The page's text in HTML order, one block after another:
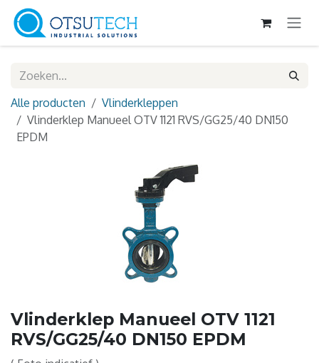
Overslaan naar inhoud
Alle producten
Vlinderkleppen
Vlinderklep Manueel OTV 1121 RVS/GG25/40 DN150
EPDM
Vlinderklep Manueel OTV 1121
RVS/GG25/40 DN150 EPDM